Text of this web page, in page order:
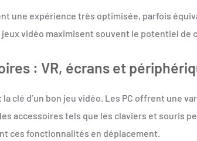
une expérience très optimisée, parfois
vidéo maximisent souvent le potentiel
: VR, écrans et
la clé d’un bon jeu vidéo. Les PC offrent une
accessoires tels que les claviers et souris
ces fonctionnalités en déplacement.